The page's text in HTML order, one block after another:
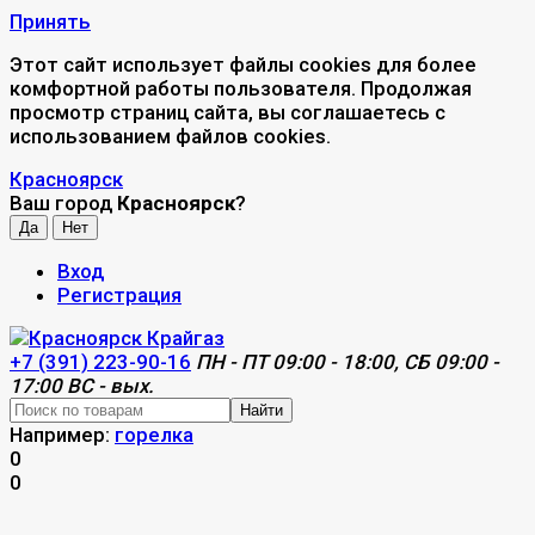
Принять
Этот сайт использует файлы cookies для более
комфортной работы пользователя. Продолжая
просмотр страниц сайта, вы соглашаетесь с
использованием файлов cookies.
Красноярск
Ваш город Красноярск?
Вход
Регистрация
+7 (391) 223-90-16 ПН - ПТ 09:00 - 18:00, СБ 09:00 -
17:00 ВС - вых.
Найти
Например: горелка
0
0